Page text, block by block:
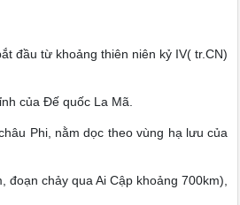
đầu từ khoảng thiên niên kỷ IV( tr.CN)
của Đế quốc La Mã.
Phi, nằm dọc theo vùng hạ lưu của
đoạn chảy qua Ai Cập khoảng 700km),